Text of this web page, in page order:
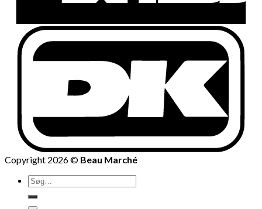
Copyright 2026 © Beau Marché
Søg
efter: